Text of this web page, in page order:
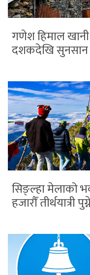
गणेश हिमाल खानी
दशकदेखि सुनसान
सिङ्ल्हा मेलाको
हजारौँ तीर्थयात्री